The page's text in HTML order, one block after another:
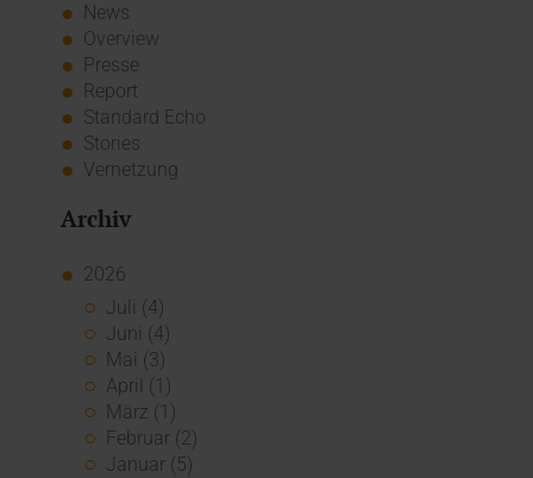
News
Overview
Presse
Report
Standard Echo
Stories
Vernetzung
Archiv
2026
Juli (4)
Juni (4)
Mai (3)
April (1)
März (1)
Februar (2)
Januar (5)